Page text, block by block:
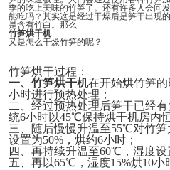
季的吃上美味的竹笋了。还有许多人会问
能吃吗？其实这是经过干燥后是笋干出现
是含有竹白。那么
竹笋烘干机
又是怎么干燥竹笋的呢？
竹笋烘干过程：
一、 竹笋烘干机在开始烘竹笋的
小时进行预热处理；
二、 经过预热处理后笋干已经
统6小时以45℃保持烘干机房内
三、
随后慢慢升温至55℃对竹笋
设置为50%，烘约6小时；
四、 再持续升温至60℃，湿度设
五、 再以65℃，湿度15%烘10小